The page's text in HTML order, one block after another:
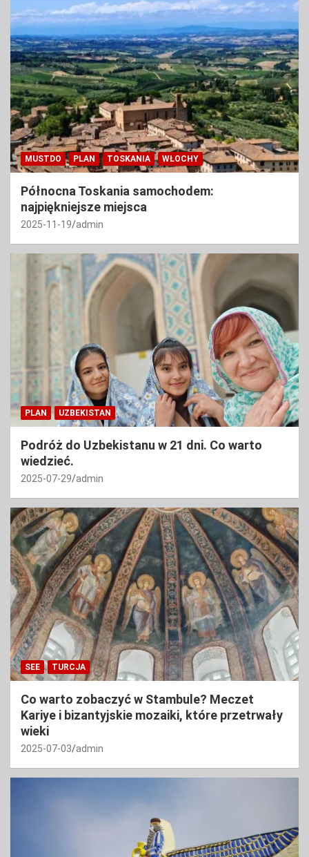
MUSTDO PLAN TOSKANIA WŁOCHY
Północna Toskania samochodem:
najpiękniejsze miejsca
2025-11-19 admin
PLAN UZBEKISTAN
Podróż do Uzbekistanu w 21 dni. Co warto
wiedzieć.
2025-07-29 admin
SEE TURCJA
Co warto zobaczyć w Stambule? Meczet
Kariye i bizantyjskie mozaiki, które przetrwały
wieki
2025-07-03 admin